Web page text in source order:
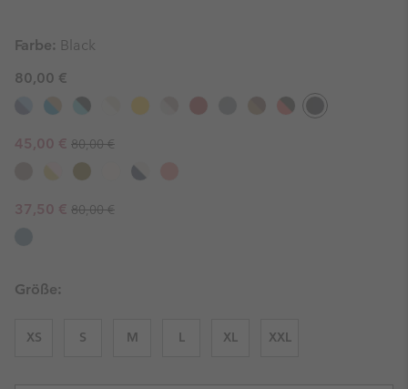
Farbe: Black
80,00 €
Sale price:
45,00 € Regular price:
80,00 €
Sale price:
37,50 € Regular price:
80,00 €
Größe:
XS S M L XL XXL